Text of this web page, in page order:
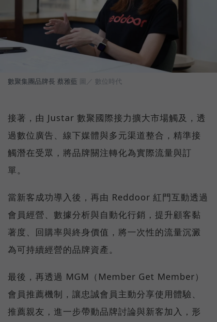
數聚集團品牌長 蔡雅藍 圖／ 數位時代
接著，由 Justar 數聚國際接力擴大市場觸及，透
過數位廣告、線下媒體與多元渠道整合，精準接
觸潛在受眾，將品牌關注轉化為實際流量與訂
單。
當新客成功導入後，再由 Reddoor 紅門互動透過
會員經營、數據分析與自動化行銷，提升顧客黏
著度、回購率與終身價值，將一次性的流量沉澱
為可持續經營的品牌資產。
最後，再透過 MGM（Member Get Member）
會員推薦機制，讓忠誠會員主動分享使用體驗、
推薦親友，進一步帶動品牌討論與新客加入，形